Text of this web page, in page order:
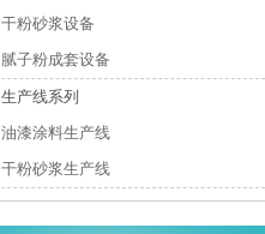
干粉砂浆设备
腻子粉成套设备
生产线系列
油漆涂料生产线
干粉砂浆生产线